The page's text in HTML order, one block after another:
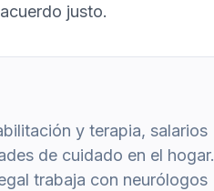
justo.
y terapia, salarios
de cuidado en el hogar.
trabaja con neurólogos